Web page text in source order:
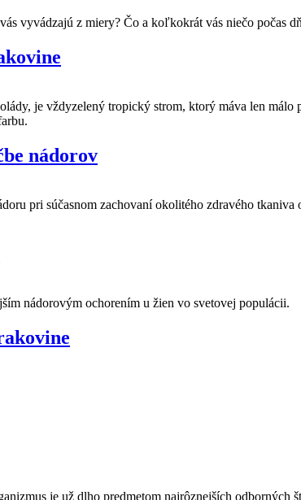
vyvádzajú z miery? Čo a koľkokrát vás niečo počas
je vždyzelený tropický strom, ktorý máva len
nádorov
pri súčasnom zachovaní okolitého zdravého
nádorovým ochorením u žien vo svetovej populácii.
je už dlho predmetom najrôznejších